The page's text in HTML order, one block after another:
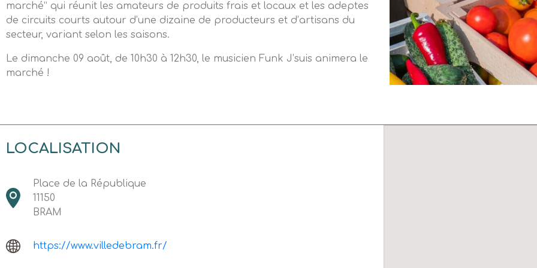
marché” qui réunit les amateurs de produits frais et locaux et les adeptes
de circuits courts autour d’une dizaine de producteurs et d’artisans du
secteur, variant selon les saisons.
Le dimanche 09 août, de 10h30 à 12h30, le musicien Funk J’suis animera le
marché !
LOCALISATION
Place de la République
11150
BRAM
https://www.villedebram.fr/